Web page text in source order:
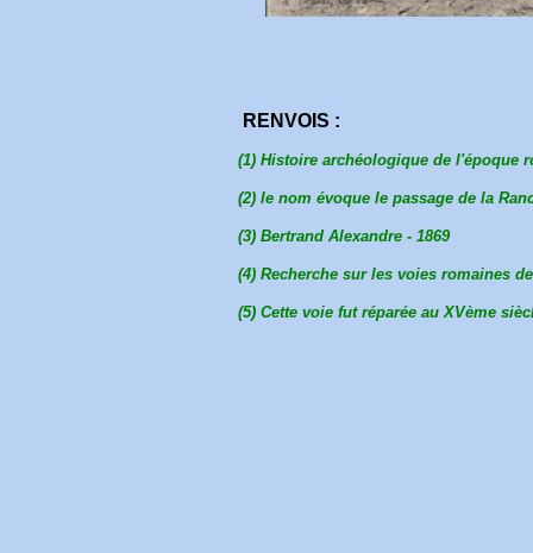
RENVOIS :
(1) Histoire archéologique de l'époque
(2) le nom évoque le passage de la
(3) Bertrand Alexandre - 1869
(4) Recherche sur les voies romaines
(5) Cette voie fut réparée au XVème